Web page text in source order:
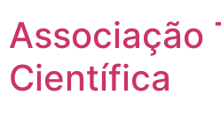
para
conteúdo
Associação
Científica